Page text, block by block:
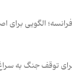
الگویی برای
توقف جنگ به